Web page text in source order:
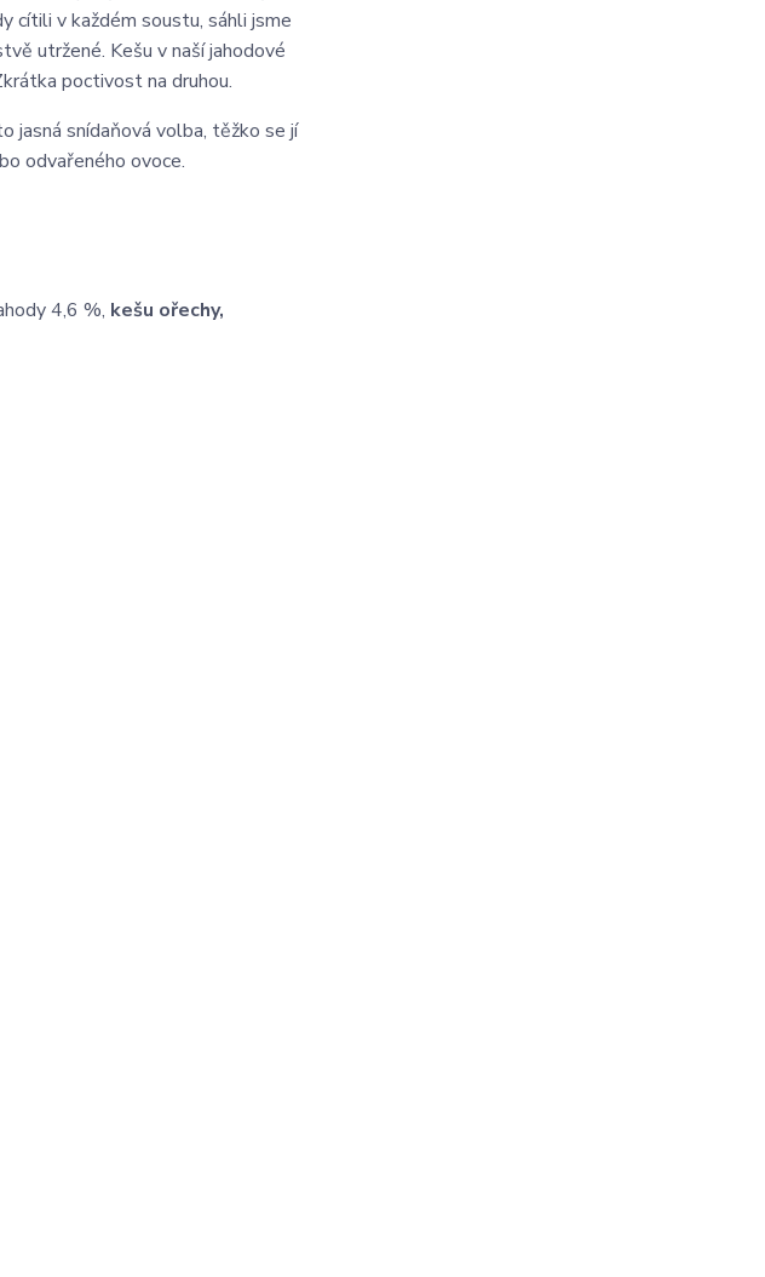
cítili v každém soustu, sáhli jsme
utržené. Kešu v naší jahodové
poctivost na druhou.
jasná snídaňová volba, těžko se jí
odvařeného ovoce.
4‚6 %, kešu ořechy,